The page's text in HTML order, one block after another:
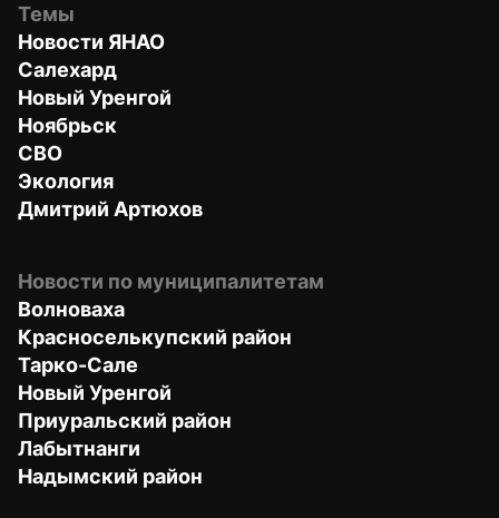
Темы
Новости ЯНАО
Салехард
Новый Уренгой
Ноябрьск
СВО
Экология
Дмитрий Артюхов
Новости по муниципалитетам
Волноваха
Красноселькупский район
Тарко-Сале
Новый Уренгой
Приуральский район
Лабытнанги
Надымский район